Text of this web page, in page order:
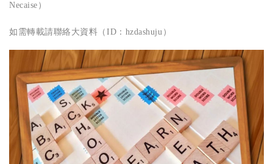
Necaise）
如需轉載請聯絡大資料（ID：hzdashuju）